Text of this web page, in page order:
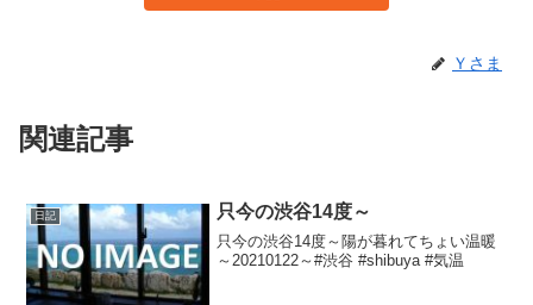
Ｙさま
関連記事
日記 只今の渋谷14度～
只今の渋谷14度～陽が暮れてちょい温暖
～20210122～#渋谷 #shibuya #気温